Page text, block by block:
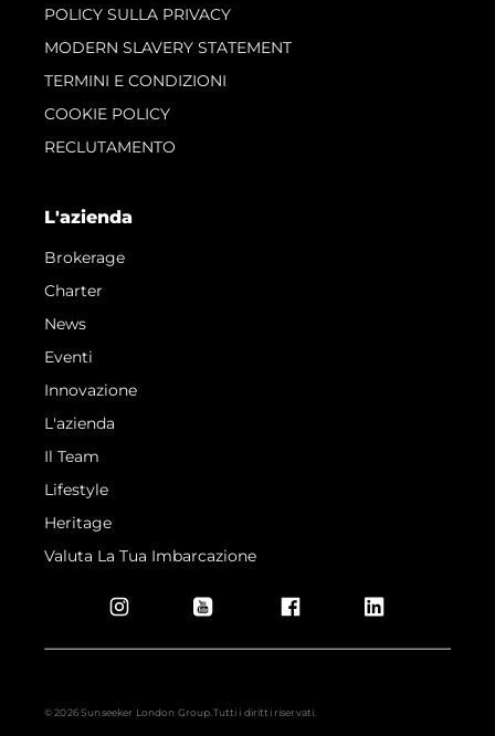
POLICY SULLA PRIVACY
MODERN SLAVERY STATEMENT
TERMINI E CONDIZIONI
COOKIE POLICY
RECLUTAMENTO
L'azienda
Brokerage
Charter
News
Eventi
Innovazione
L'azienda
Il Team
Lifestyle
Heritage
Valuta La Tua Imbarcazione
© 2026 Sunseeker London Group.Tutti i diritti riservati.